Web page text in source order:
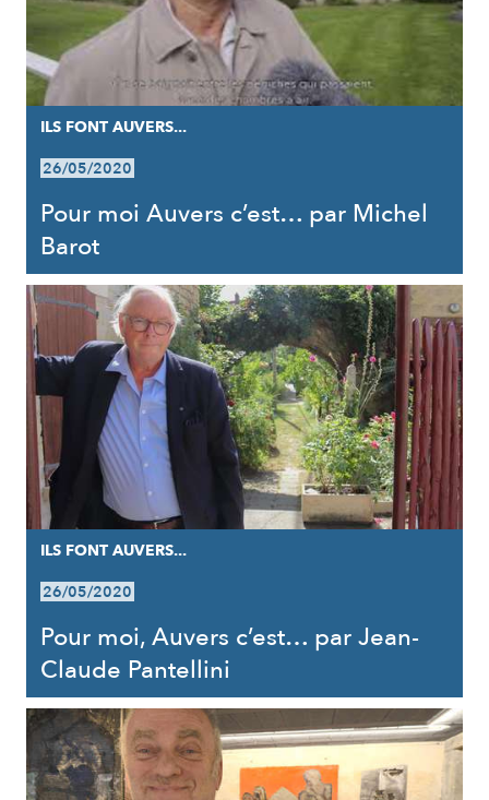
ILS FONT AUVERS...
26/05/2020
Pour moi Auvers c’est… par Michel
Barot
ILS FONT AUVERS...
26/05/2020
Pour moi, Auvers c’est… par Jean-
Claude Pantellini